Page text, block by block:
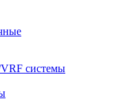
системы